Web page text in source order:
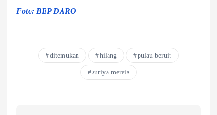
Foto: BBP DARO
ditemukan hilang pulau beruit
suriya merais